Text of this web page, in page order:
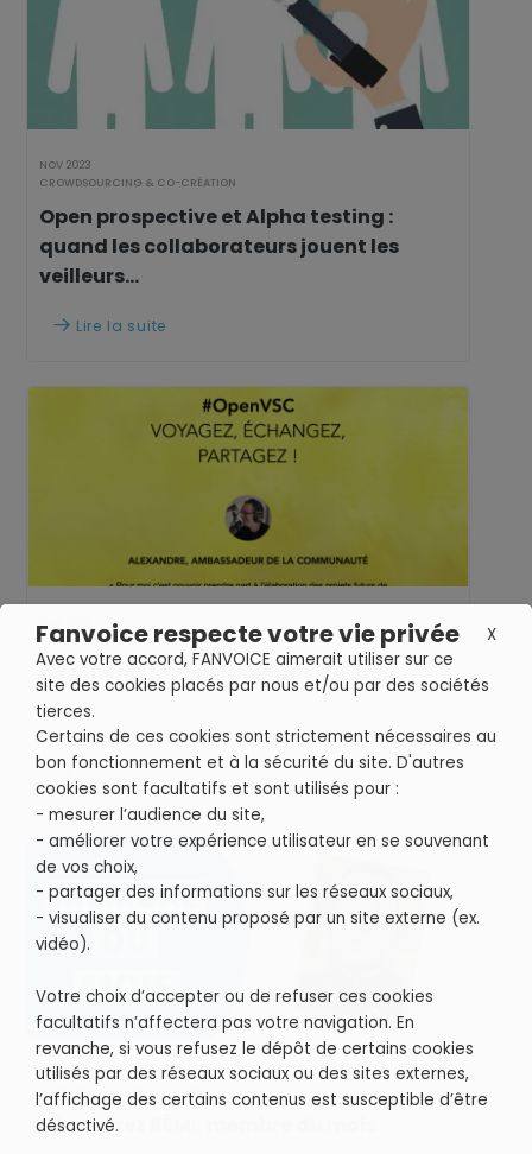
NOV 2023
CROWDSOURCING & CO-CRÉATION
Open prospective et Alpha testing :
quand les collaborateurs jouent les
veilleurs...
 Lire la suite
CROWDSOURCING & CO-CRÉATION
Découvrez SOPHIE, membre du mois
Lire la suite
FÉV 2019
CROWDSOURCING & CO-CRÉATION
Découvrez RÉMI, membre du mois
X
Fanvoice respecte votre vie privée
Avec votre accord, FANVOICE aimerait utiliser sur ce
site des cookies placés par nous et/ou par des sociétés
tierces.
Certains de ces cookies sont strictement nécessaires au
bon fonctionnement et à la sécurité du site. D'autres
cookies sont facultatifs et sont utilisés pour :
- mesurer l’audience du site,
- améliorer votre expérience utilisateur en se souvenant
de vos choix,
- partager des informations sur les réseaux sociaux,
- visualiser du contenu proposé par un site externe (ex.
vidéo).
Votre choix d’accepter ou de refuser ces cookies
facultatifs n’affectera pas votre navigation. En
revanche, si vous refusez le dépôt de certains cookies
utilisés par des réseaux sociaux ou des sites externes,
l’affichage des certains contenus est susceptible d’être
désactivé.